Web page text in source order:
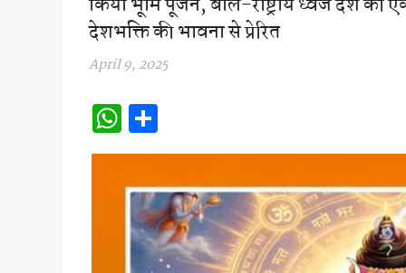
देशभक्ति की भावना से प्रेरित
April 9, 2025
W
h
at
s
A
p
h
ar
e